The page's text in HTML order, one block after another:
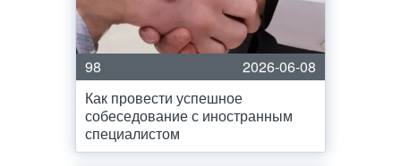
98
2026-06-08
Как провести успешное
собеседование с иностранным
специалистом